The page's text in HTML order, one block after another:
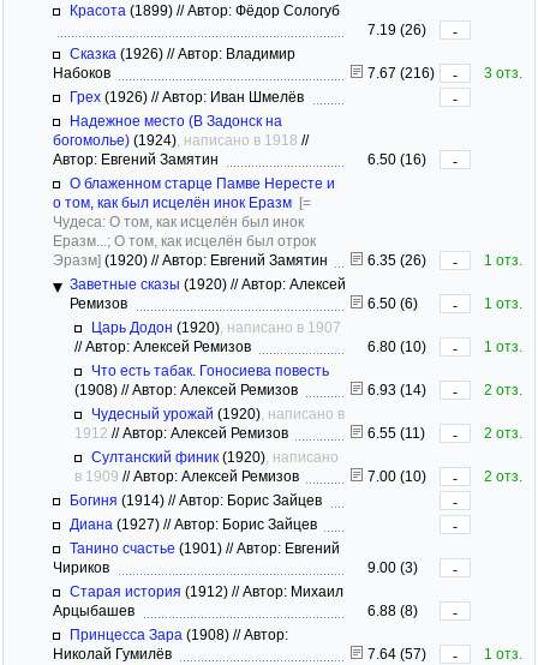
Красота (1899) //Автор: Фёдор Сологуб
7.19 (26)
-
Сказка (1926) //Автор: Владимир
Набоков
7.67 (216) -
3 отз.
Грех (1926) //Автор: Иван Шмелёв
-
Надежное место (В Задонск на
богомолье) (1924) , написано в 1918 //
Автор: Евгений Замятин
6.50 (16)
-
О блаженном старце Памве Нересте и
о том, как был исцелён инок Еразм [=
Чудеса: О том, как исцелён был инок
Еразм...; О том, как исцелён был отрок
Эразм] (1920) //Автор: Евгений Замятин 6.35 (26) -
1 отз.
Заветные сказы (1920) //Автор: Алексей
Ремизов
6.50 (6) -
1 отз.
Царь Додон (1920) , написано в 1907
//Автор: Алексей Ремизов 6.80 (10) -
1 отз.
Что есть табак. Гоносиева повесть
(1908) //Автор: Алексей Ремизов 6.93 (14) -
2 отз.
Чудесный урожай (1920) , написано в
1912 //Автор: Алексей Ремизов 6.55 (11) -
2 отз.
Султанский финик (1920) , написано
в 1909 //Автор: Алексей Ремизов 7.00 (10) -
2 отз.
Богиня (1914) //Автор: Борис Зайцев
-
Диана (1927) //Автор: Борис Зайцев
-
Танино счастье (1901) //Автор: Евгений
Чириков
9.00 (3)
-
Старая история (1912) //Автор: Михаил
Арцыбашев
6.88 (8)
-
Принцесса Зара (1908) //Автор:
Николай Гумилёв
7.64 (57) -
1 отз.